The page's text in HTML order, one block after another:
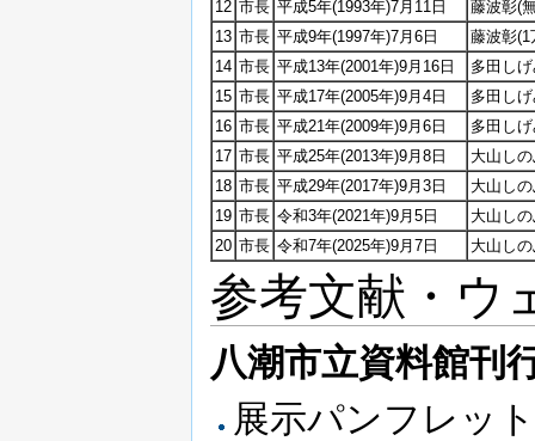
12 市長 平成5年(1993年)7月11日
藤波彰(
13 市長 平成9年(1997年)7月6日
藤波彰(1
14 市長 平成13年(2001年)9月16日
多田し
15 市長 平成17年(2005年)9月4日
多田し
16 市長 平成21年(2009年)9月6日
多田し
17 市長 平成25年(2013年)9月8日
大山し
18 市長 平成29年(2017年)9月3日
大山し
19 市長 令和3年(2021年)9月5日
大山し
20 市長 令和7年(2025年)9月7日 大山し
参考文献・ウ
八潮市立資料館刊
展示パンフレッ